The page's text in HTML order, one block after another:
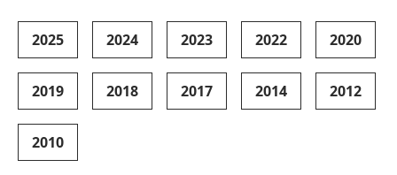
2025 2024 2023 2022 2020
2019 2018 2017 2014 2012
2010